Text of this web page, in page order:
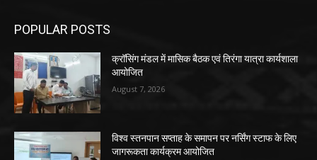
POPULAR POSTS
क्रॉसिंग मंडल में मासिक बैठक एवं तिरंगा यात्रा कार्यशाला
आयोजित
August 7, 2026
विश्व स्तनपान सप्ताह के समापन पर नर्सिंग स्टाफ के लिए
जागरूकता कार्यक्रम आयोजित